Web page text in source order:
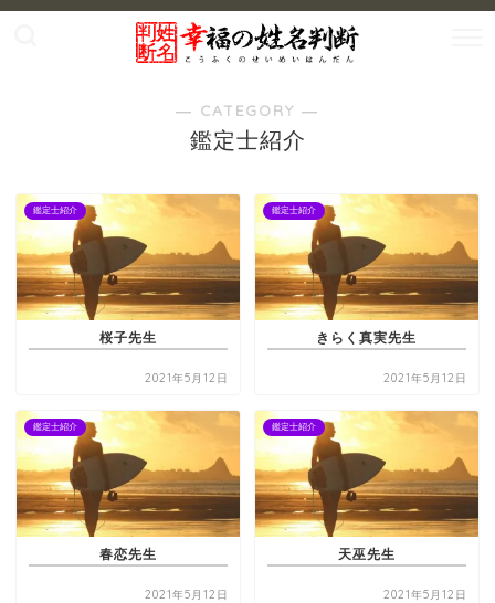
― CATEGORY ―
鑑定士紹介
鑑定士紹介
桜子先生
2021年5月12日
鑑定士紹介
きらく真実先生
2021年5月12日
鑑定士紹介
春恋先生
2021年5月12日
鑑定士紹介
天巫先生
2021年5月12日